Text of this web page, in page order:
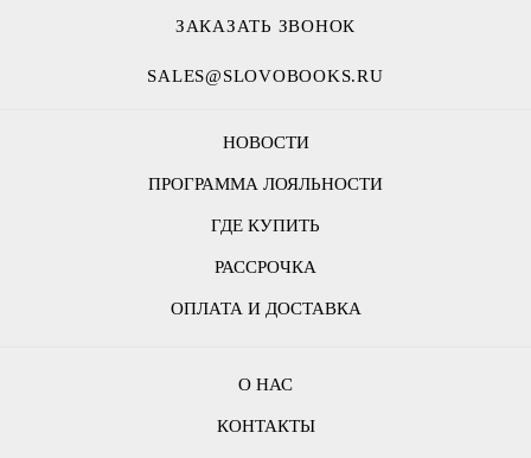
НОВОСТИ
ПРОГРАММА ЛОЯЛЬНОСТИ
ГДЕ КУПИТЬ
РАССРОЧКА
ОПЛАТА И ДОСТАВКА
О НАС
КОНТАКТЫ
ЗАКАЗАТЬ ЗВОНОК
SALES@SLOVOBOOKS.RU